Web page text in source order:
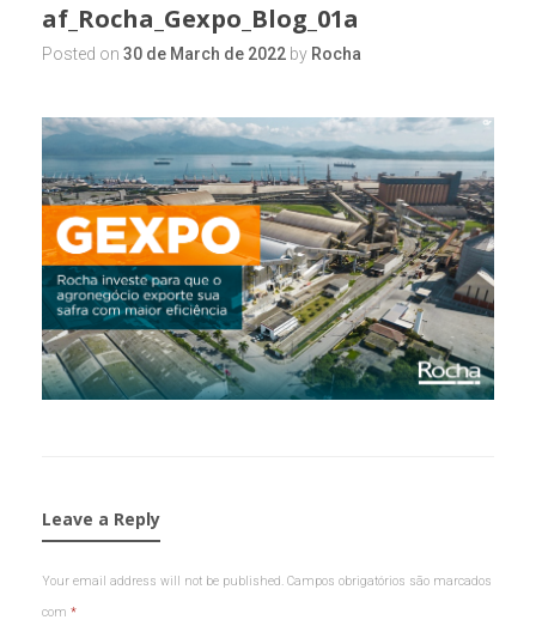
af_Rocha_Gexpo_Blog_01a
Posted on 30 de March de 2022 by Rocha
Leave a Reply
Your email address will not be published. Campos obrigatórios são marcados
com *